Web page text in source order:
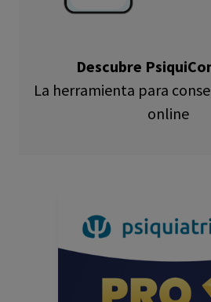
Descubre
La herramienta para
online